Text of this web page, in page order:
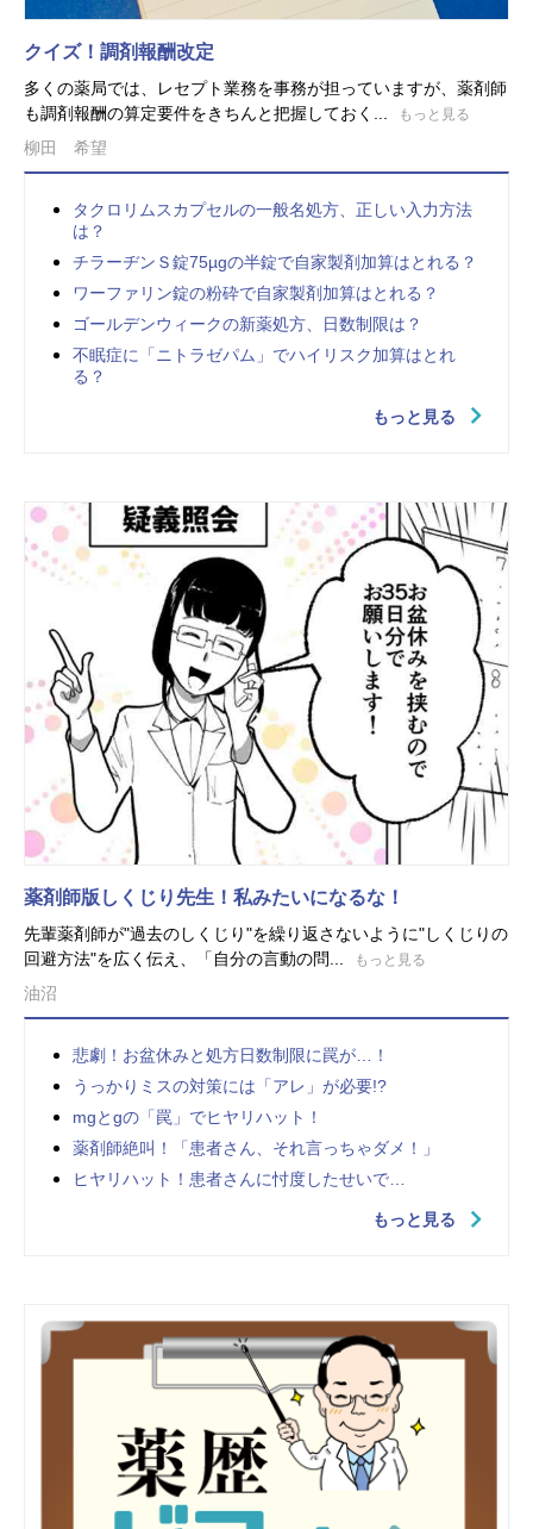
クイズ！調剤報酬改定
多くの薬局では、レセプト業務を事務が担っていますが、薬剤師
も調剤報酬の算定要件をきちんと把握しておく...
もっと見る
柳田 希望
タクロリムスカプセルの一般名処方、正しい入力方法
は？
チラーヂンＳ錠75µgの半錠で自家製剤加算はとれる？
ワーファリン錠の粉砕で自家製剤加算はとれる？
ゴールデンウィークの新薬処方、日数制限は？
不眠症に「ニトラゼパム」でハイリスク加算はとれ
る？
もっと見る
薬剤師版しくじり先生！私みたいになるな！
先輩薬剤師が"過去のしくじり"を繰り返さないように"しくじりの
回避方法"を広く伝え、「自分の言動の問...
もっと見る
油沼
悲劇！お盆休みと処方日数制限に罠が…！
うっかりミスの対策には「アレ」が必要!?
mgとgの「罠」でヒヤリハット！
薬剤師絶叫！「患者さん、それ言っちゃダメ！」
ヒヤリハット！患者さんに忖度したせいで…
もっと見る